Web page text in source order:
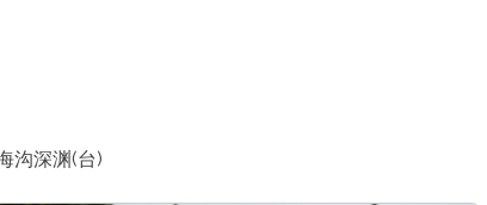
沟深渊(台)